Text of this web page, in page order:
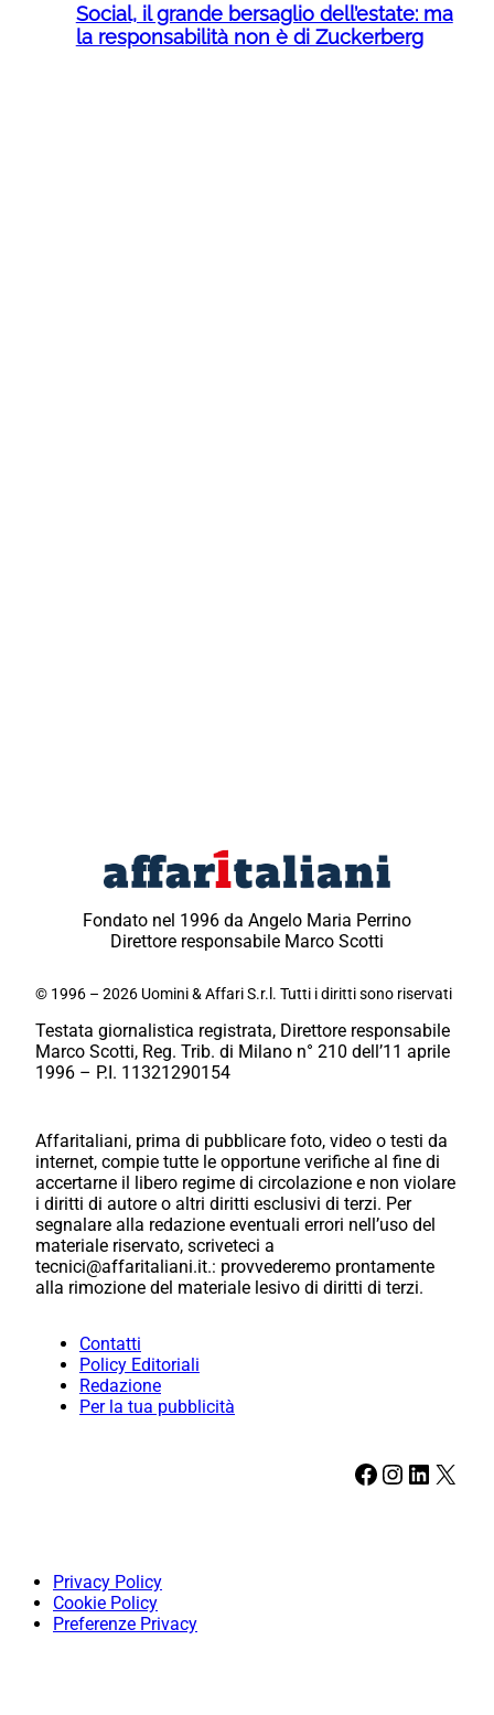
Social, il grande bersaglio dell’estate: ma
la responsabilità non è di Zuckerberg
Fondato nel 1996 da Angelo Maria Perrino
Direttore responsabile Marco Scotti
© 1996 – 2026 Uomini & Affari S.r.l. Tutti i diritti sono riservati
Testata giornalistica registrata, Direttore responsabile
Marco Scotti, Reg. Trib. di Milano n° 210 dell’11 aprile
1996 – P.I. 11321290154
Affaritaliani, prima di pubblicare foto, video o testi da
internet, compie tutte le opportune verifiche al fine di
accertarne il libero regime di circolazione e non violare
i diritti di autore o altri diritti esclusivi di terzi. Per
segnalare alla redazione eventuali errori nell’uso del
materiale riservato, scriveteci a
tecnici@affaritaliani.it.: provvederemo prontamente
alla rimozione del materiale lesivo di diritti di terzi.
Contatti
Policy Editoriali
Redazione
Per la tua pubblicità
Facebook Instagram LinkedIn X
Privacy Policy
Cookie Policy
Preferenze Privacy